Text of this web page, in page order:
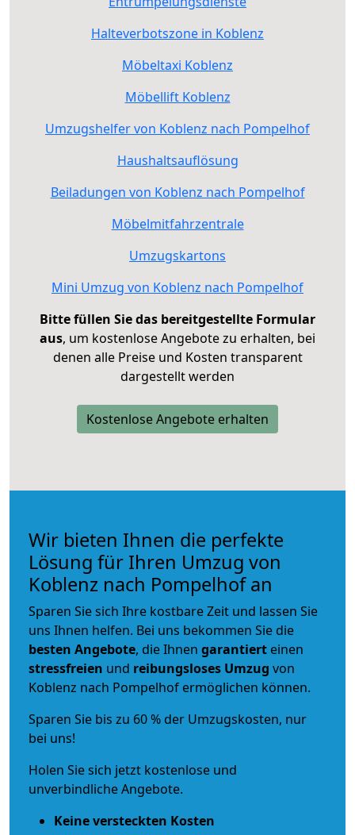
Halteverbotszone in Koblenz
Möbeltaxi Koblenz
Möbellift Koblenz
Umzugshelfer von Koblenz nach Pompelhof
Haushaltsauflösung
Beiladungen von Koblenz nach Pompelhof
Möbelmitfahrzentrale
Umzugskartons
Mini Umzug von Koblenz nach Pompelhof
Bitte füllen Sie das bereitgestellte Formular
aus, um kostenlose Angebote zu erhalten, bei
denen alle Preise und Kosten transparent
dargestellt werden
Kostenlose Angebote erhalten
Wir bieten Ihnen die perfekte
Lösung für Ihren Umzug von
Koblenz nach Pompelhof an
Sparen Sie sich Ihre kostbare Zeit und lassen Sie
uns Ihnen helfen. Bei uns bekommen Sie die
besten Angebote, die Ihnen garantiert einen
stressfreien und reibungsloses Umzug von
Koblenz nach Pompelhof ermöglichen können.
Sparen Sie bis zu 60 % der Umzugskosten, nur
bei uns!
Holen Sie sich jetzt kostenlose und
unverbindliche Angebote.
Keine versteckten Kosten